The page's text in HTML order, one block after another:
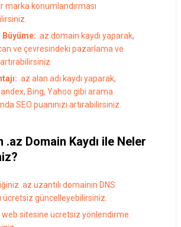
marka konumlandırması
Büyüme: .az domain kaydı yaparak,
ve çevresindeki pazarlama ve
artırabilirsiniz.
.az alan adı kaydı yaparak,
Bing, Yahoo gibi arama
SEO puanınızı artırabilirsiniz.
.az Domain Kaydı ile Neler
.az uzantılı domainin DNS
ücretsiz güncelleyebilirsiniz.
web sitesine ücretsiz yönlendirme